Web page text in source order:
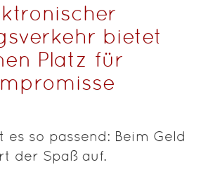
bietet
Platz für
es so passend: Beim Geld
der Spaß auf.